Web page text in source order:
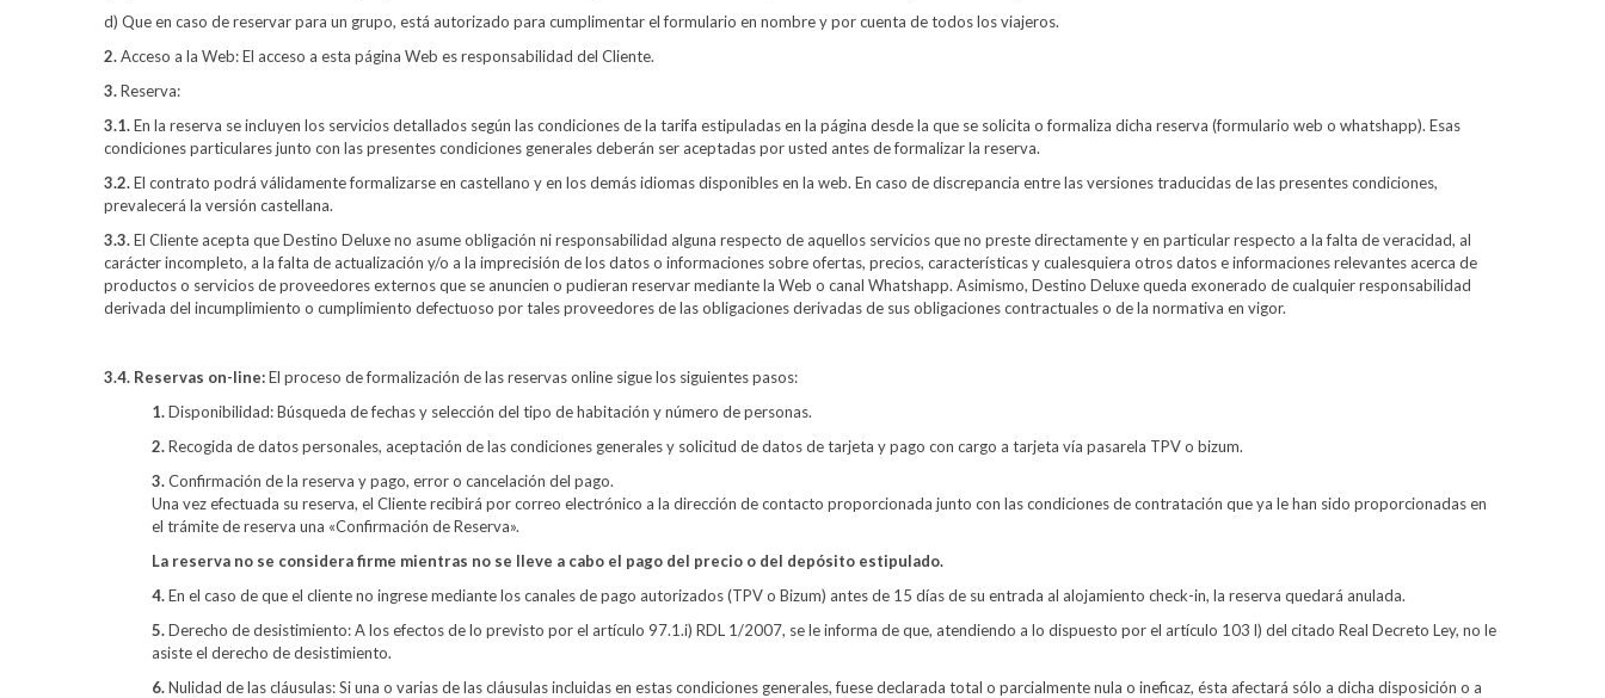
d) Que en caso de reservar para un grupo, está autorizado para cumplimentar el formulario en nombre y por cuenta de todos los viajeros.
2.Acceso a la Web: El acceso a esta página Web es responsabilidad del Cliente.
3.Reserva:
3.1.En la reserva se incluyen los servicios detallados según las condiciones de la tarifa estipuladas en la página desde la que se solicita o formaliza dicha reserva (formulario web o whatshapp). Esas
condiciones particulares junto con las presentes condiciones generales deberán ser aceptadas por usted antes de formalizar la reserva.
3.2.El contrato podrá válidamente formalizarse en castellano y en los demás idiomas disponibles en la web. En caso de discrepancia entre las versiones traducidas de las presentes condiciones,
prevalecerá la versión castellana.
3.3.El Cliente acepta que Destino Deluxe no asume obligación ni responsabilidad alguna respecto de aquellos servicios que no preste directamente y en particular respecto a la falta de veracidad, al
carácter incompleto, a la falta de actualización y/o a la imprecisión de los datos o informaciones sobre ofertas, precios, características y cualesquiera otros datos e informaciones relevantes acerca de
productos o servicios de proveedores externos que se anuncien o pudieran reservar mediante la Web o canal Whatshapp. Asimismo, Destino Deluxe queda exonerado de cualquier responsabilidad
derivada del incumplimiento o cumplimiento defectuoso por tales proveedores de las obligaciones derivadas de sus obligaciones contractuales o de la normativa en vigor.
3.4. Reservas on-line:El proceso de formalización de las reservas online sigue los siguientes pasos:
1.Disponibilidad: Búsqueda de fechas y selección del tipo de habitación y número de personas.
2.Recogida de datos personales, aceptación de las condiciones generales y solicitud de datos de tarjeta y pago con cargo a tarjeta vía pasarela TPV o bizum.
3.Confirmación de la reserva y pago, error o cancelación del pago.
Una vez efectuada su reserva, el Cliente recibirá por correo electrónico a la dirección de contacto proporcionada junto con las condiciones de contratación que ya le han sido proporcionadas en
el trámite de reserva una «Confirmación de Reserva».
La reserva no se considera firme mientras no se lleve a cabo el pago del precio o del depósito estipulado.
4.En el caso de que el cliente no ingrese mediante los canales de pago autorizados (TPV o Bizum) antes de 15 días de su entrada al alojamiento check-in, la reserva quedará anulada.
5.Derecho de desistimiento: A los efectos de lo previsto por el artículo 97.1.i) RDL 1/2007, se le informa de que, atendiendo a lo dispuesto por el artículo 103 l) del citado Real Decreto Ley, no le
asiste el derecho de desistimiento.
6.Nulidad de las cláusulas: Si una o varias de las cláusulas incluidas en estas condiciones generales, fuese declarada total o parcialmente nula o ineficaz, ésta afectará sólo a dicha disposición o a